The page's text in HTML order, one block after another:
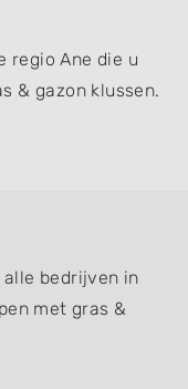
regio Ane die u
& gazon klussen.
bedrijven in
met gras &